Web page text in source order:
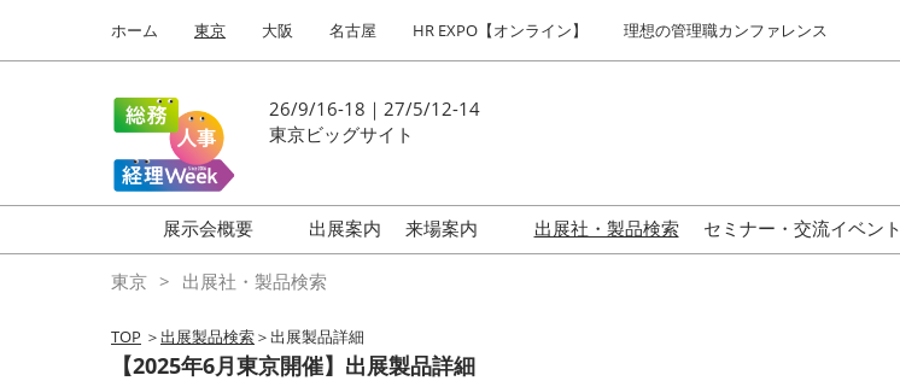
キ
プ
し
て
進
to
ホーム 東京 大阪 名古屋 HR EXPO【オンライン】 理想の管理職カンファレンス
26/9/16-18｜27/5/12-14
東京ビッグサイト
展示会概要
働き方改革 EXPO
福利厚生 EXPO
出展案内
来場案内
出展社・製品検索 セミナー・交流イベント
東京 出展社・製品検索
TOP ＞出展製品検索＞出展製品詳細
【2025年6月東京開催】出展製品詳細